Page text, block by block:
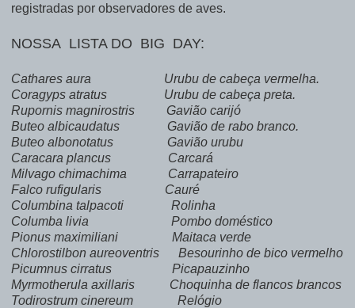
registradas por observadores de aves.
NOSSA LISTA DO BIG DAY:
Cathares aura Urubu de cabeça vermelha.
Coragyps atratus Urubu de cabeça preta.
Rupornis magnirostris Gavião carijó
Buteo albicaudatus Gavião de rabo branco.
Buteo albonotatus Gavião urubu
Caracara plancus Carcará
Milvago chimachima Carrapateiro
Falco rufigularis Cauré
Columbina talpacoti Rolinha
Columba livia Pombo doméstico
Pionus maximiliani Maitaca verde
Chlorostilbon aureoventris Besourinho de bico vermelho
Picumnus cirratus Picapauzinho
Myrmotherula axillaris Choquinha de flancos brancos
Todirostrum cinereum Relógio